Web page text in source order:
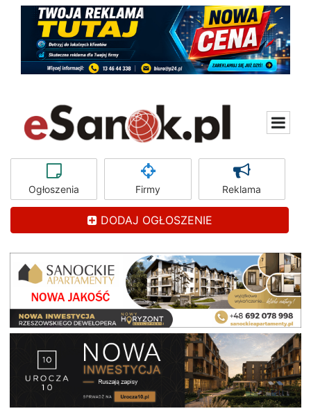
Ogłoszenia Firmy Reklama
DODAJ OGŁOSZENIE